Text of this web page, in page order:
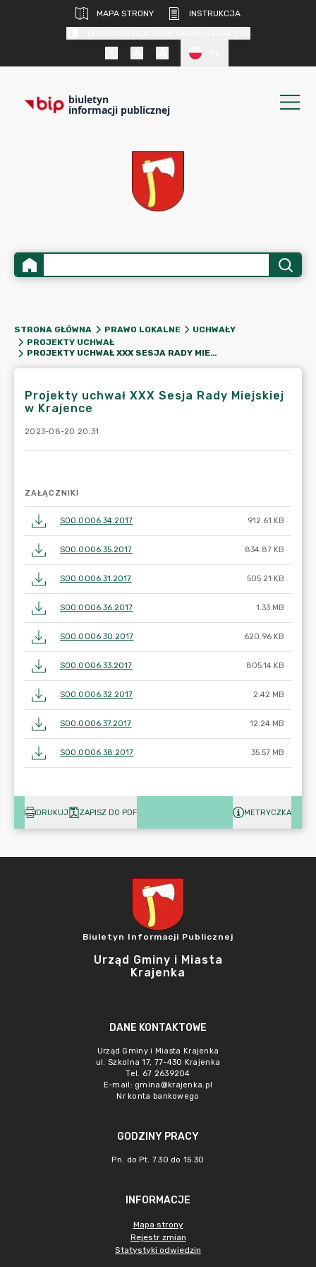
MAPA STRONY
INSTRUKCJA
biuletyn
informacji publicznej
STRONA GŁÓWNA PRAWO LOKALNE
UCHWAŁY
PROJEKTY UCHWAŁ
PROJEKTY UCHWAŁ XXX SESJA RADY MIEJSKIEJ W KRAJENCE
Projekty uchwał XXX Sesja Rady Miejskiej
w Krajence
2023-08-20 20:31
ZAŁĄCZNIKI
SOO.0006.34.2017 912.61 KB
SOO.0006.35.2017 834.87 KB
SOO.0006.31.2017 505.21 KB
SOO.0006.36.2017 1.33 MB
SOO.0006.30.2017 620.96 KB
SOO.0006.33.2017 805.14 KB
SOO.0006.32.2017 2.42 MB
SOO.0006.37.2017 12.24 MB
SOO.0006.38.2017 35.57 MB
DRUKUJ ZAPISZ DO PDF METRYCZKA
Biuletyn Informacji Publicznej
Urząd Gminy i Miasta
Krajenka
DANE KONTAKTOWE
Urząd Gminy i Miasta Krajenka
ul. Szkolna 17, 77-430 Krajenka
Tel. 67 2639204
E-mail: gmina@krajenka.pl
Nr konta bankowego
GODZINY PRACY
Pn. do Pt. 7.30 do 15.30
INFORMACJE
Mapa strony
Rejestr zmian
Statystyki odwiedzin